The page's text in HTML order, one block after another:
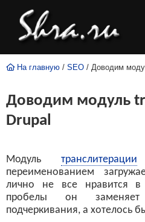
На главную / SEO / Доводим
Доводим модуль
Drupal
Модультранслитерации
переименованием
лично не все нравится в
пробелы он
подчеркивания, а хотелось